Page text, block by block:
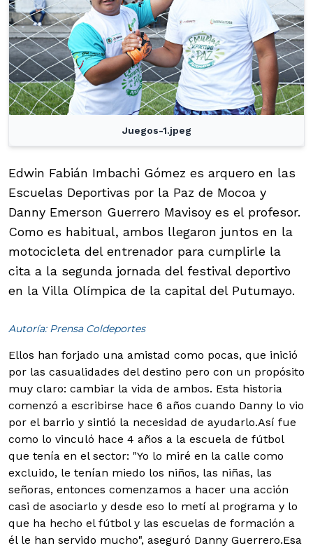
Juegos-1.jpeg
Edwin Fabián Imbachi Gómez es arquero en las
Escuelas Deportivas por la Paz de Mocoa y
Danny Emerson Guerrero Mavisoy es el profesor.
Como es habitual, ambos llegaron juntos en la
motocicleta del entrenador para cumplirle la
cita a la segunda jornada del festival deportivo
en la Villa Olímpica de la capital del Putumayo.
Autoría: Prensa Coldeportes
Ellos han forjado una amistad como pocas, que inició
por las casualidades del destino pero con un propósito
muy claro: cambiar la vida de ambos. Esta historia
comenzó a escribirse hace 6 años cuando Danny lo vio
por el barrio y sintió la necesidad de ayudarlo.Así fue
como lo vinculó hace 4 años a la escuela de fútbol
que tenía en el sector: "Yo lo miré en la calle como
excluido, le tenían miedo los niños, las niñas, las
señoras, entonces comenzamos a hacer una acción
casi de asociarlo y desde eso lo metí al programa y lo
que ha hecho el fútbol y las escuelas de formación a
él le han servido mucho", aseguró Danny Guerrero.Esa